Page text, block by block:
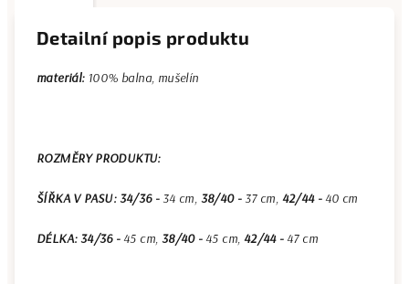
Detailní popis produktu
materiál:100% balna, mušelín
ROZMĚRY PRODUKTU:
ŠÍŘKA V PASU: 34/36 -34 cm, 38/40 -37 cm, 42/44 -40 cm
DÉLKA: 34/36 -45 cm, 38/40 -45 cm, 42/44 -47 cm